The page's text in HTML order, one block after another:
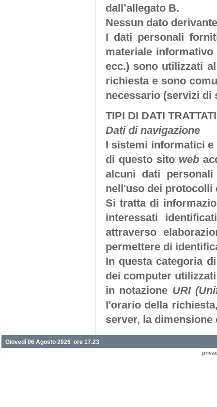
dall’allegato B.
Nessun dato
I dati personali
materiale informativo
ecc.) sono utilizzati
richiesta e sono
necessario (servizi di
TIPI DI DATI TRATTATI
Dati di navigazione
I sistemi informatici
di questo sito web
alcuni dati
nell'uso dei protocolli
Si tratta di
interessati
attraverso
permettere di
In questa categoria
dei computer
in notazione URI
l'orario della
server, la dimensione
Giovedì 06 Agosto 2026 ore 17.23